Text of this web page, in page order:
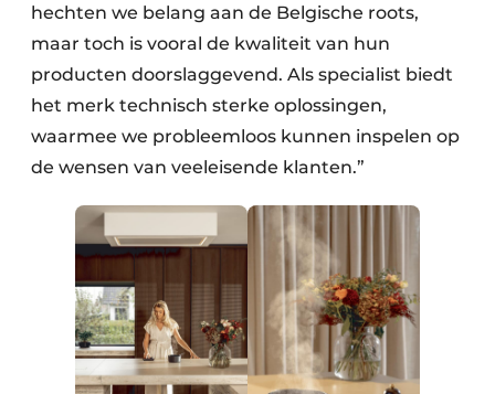
hechten we belang aan de Belgische roots,
maar toch is vooral de kwaliteit van hun
producten doorslaggevend. Als specialist biedt
het merk technisch sterke oplossingen,
waarmee we probleemloos kunnen inspelen op
de wensen van veeleisende klanten.”